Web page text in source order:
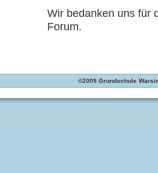
Wir bedanken uns für
Forum.
©2009 Grundschule